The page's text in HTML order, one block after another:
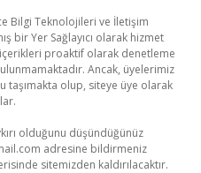
Bilgi Teknolojileri ve İletişim
bir Yer Sağlayıcı olarak hizmet
proaktif olarak denetleme
Ancak, üyelerimiz
taşımakta olup, siteye üye olarak
olduğunu düşündüğünüz
adresine bildirmeniz
sitemizden kaldırılacaktır.